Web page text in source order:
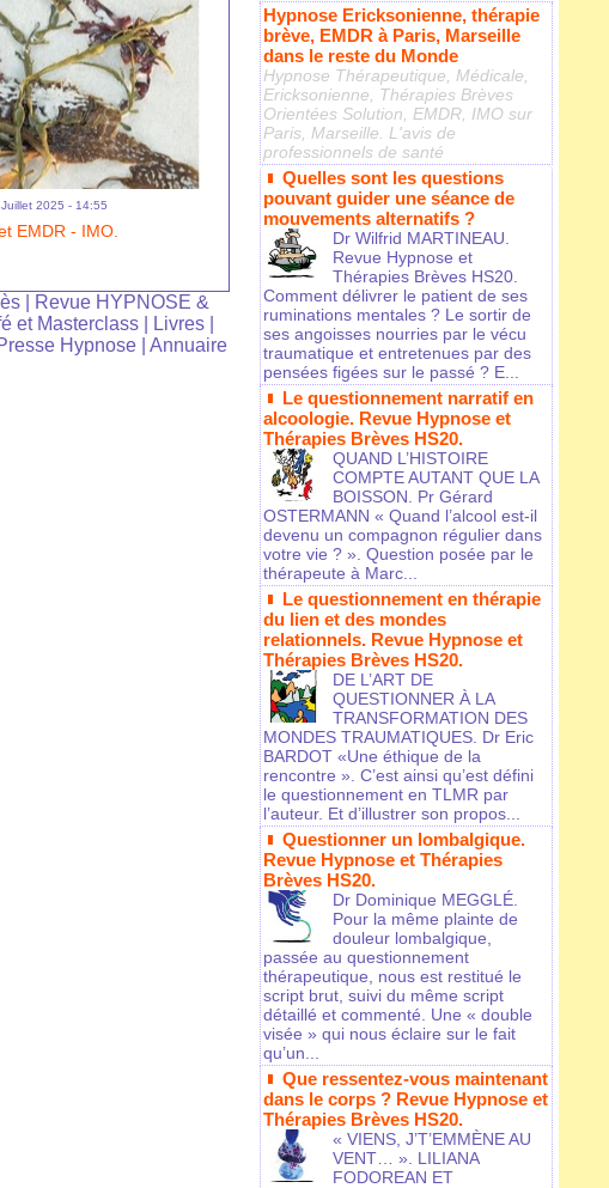
2025 - 14:55
EMDR - IMO.
Revue HYPNOSE &
et Masterclass Livres
Hypnose
Annuaire
Hypnose Ericksonienne, thérapie
brève, EMDR à Paris, Marseille
dans le reste du Monde
Hypnose Thérapeutique, Médicale,
Ericksonienne, Thérapies Brèves
Orientées Solution, EMDR, IMO sur
Paris, Marseille. L'avis de
professionnels de santé
Quelles sont les questions
pouvant guider une séance de
mouvements alternatifs ?
Dr Wilfrid MARTINEAU.
Revue Hypnose et
Thérapies Brèves HS20.
Comment délivrer le patient de ses
ruminations mentales ? Le sortir de
ses angoisses nourries par le vécu
traumatique et entretenues par des
pensées figées sur le passé ? E...
Le questionnement narratif en
alcoologie. Revue Hypnose et
Thérapies Brèves HS20.
QUAND L’HISTOIRE
COMPTE AUTANT QUE LA
BOISSON. Pr Gérard
OSTERMANN « Quand l’alcool est-il
devenu un compagnon régulier dans
votre vie ? ». Question posée par le
thérapeute à Marc...
Le questionnement en thérapie
du lien et des mondes
relationnels. Revue Hypnose et
Thérapies Brèves HS20.
DE L’ART DE
QUESTIONNER À LA
TRANSFORMATION DES
MONDES TRAUMATIQUES. Dr Eric
BARDOT «Une éthique de la
rencontre ». C’est ainsi qu’est défini
le questionnement en TLMR par
l’auteur. Et d’illustrer son propos...
Questionner un lombalgique.
Revue Hypnose et Thérapies
Brèves HS20.
Dr Dominique MEGGLÉ.
Pour la même plainte de
douleur lombalgique,
passée au questionnement
thérapeutique, nous est restitué le
script brut, suivi du même script
détaillé et commenté. Une « double
visée » qui nous éclaire sur le fait
qu’un...
Que ressentez-vous maintenant
dans le corps ? Revue Hypnose et
Thérapies Brèves HS20.
« VIENS, J’T’EMMÈNE AU
VENT… ». LILIANA
FODOREAN ET